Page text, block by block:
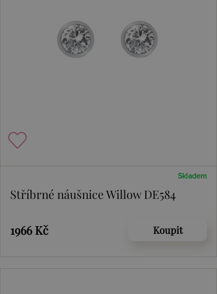
Skladem
Stříbrné náušnice Willow DE584
1966 Kč Koupit